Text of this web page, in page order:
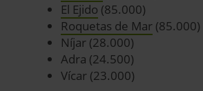
Impressum
El Ejido (85.000)
Roquetas de Mar(85.000)
Níjar (28.000)
Adra (24.500)
Vícar (23.000)